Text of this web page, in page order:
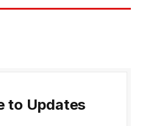
to Updates